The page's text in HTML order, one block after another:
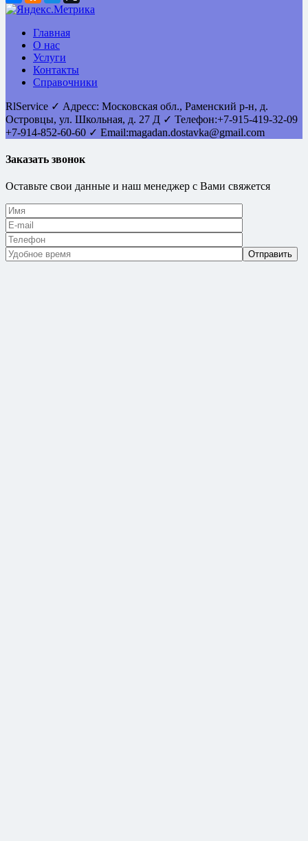
Главная
О нас
Услуги
Контакты
Справочники
RlService ✓ Адресс: Московская обл., Раменский р-н, д.
Островцы, ул. Школьная, д. 27 Д ✓ Телефон:+7-915-419-32-09
+7-914-852-60-60 ✓ Email:magadan.dostavka@gmail.com
Заказать звонок
Оставьте свои данные и наш менеджер с Вами свяжется